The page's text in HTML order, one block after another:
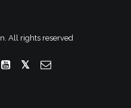
All rights reserved